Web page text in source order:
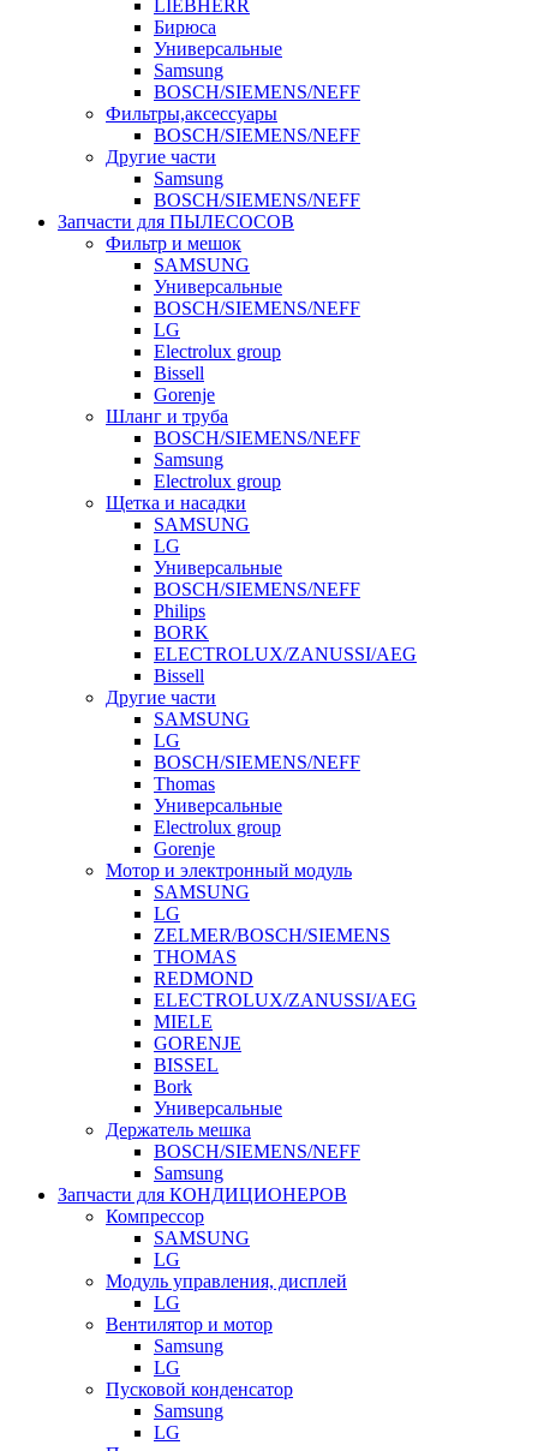
LIEBHERR
Бирюса
Универсальные
Samsung
BOSCH/SIEMENS/NEFF
Фильтры,аксессуары
BOSCH/SIEMENS/NEFF
Другие части
Samsung
BOSCH/SIEMENS/NEFF
Запчасти для ПЫЛЕСОСОВ
Фильтр и мешок
SAMSUNG
Универсальные
BOSCH/SIEMENS/NEFF
LG
Electrolux group
Bissell
Gorenje
Шланг и труба
BOSCH/SIEMENS/NEFF
Samsung
Electrolux group
Щетка и насадки
SAMSUNG
LG
Универсальные
BOSCH/SIEMENS/NEFF
Philips
BORK
ELECTROLUX/ZANUSSI/AEG
Bissell
Другие части
SAMSUNG
LG
BOSCH/SIEMENS/NEFF
Thomas
Универсальные
Electrolux group
Gorenje
Мотор и электронный модуль
SAMSUNG
LG
ZELMER/BOSCH/SIEMENS
THOMAS
REDMOND
ELECTROLUX/ZANUSSI/AEG
MIELE
GORENJE
BISSEL
Bork
Универсальные
Держатель мешка
BOSCH/SIEMENS/NEFF
Samsung
Запчасти для КОНДИЦИОНЕРОВ
Компрессор
SAMSUNG
LG
Модуль управления, дисплей
LG
Вентилятор и мотор
Samsung
LG
Пусковой конденсатор
Samsung
LG